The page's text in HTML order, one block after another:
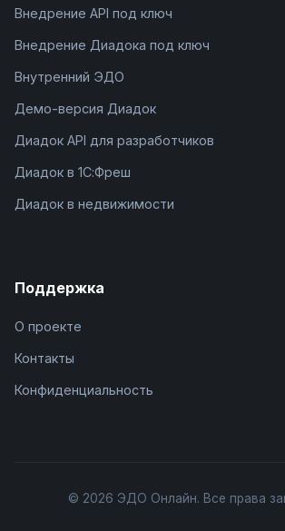
Внедрение API под ключ
Внедрение Диадока под ключ
Внутренний ЭДО
Демо-версия Диадок
Диадок API для разработчиков
Диадок в 1С:Фреш
Диадок в недвижимости
Поддержка
О проекте
Контакты
Конфиденциальность
© 2026 ЭДО Онлайн. Все права